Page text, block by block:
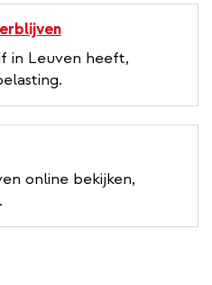
in Leuven heeft,
online bekijken,